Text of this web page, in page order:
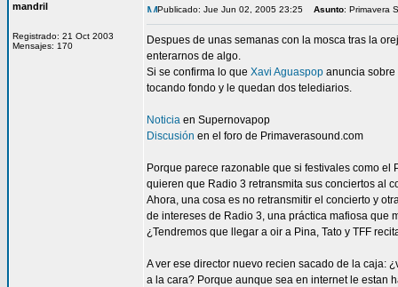
mandril
Registrado: 21 Oct 2003
Mensajes: 170
Publicado: Jue Jun 02, 2005 23:25 Asunto: Primavera
Despues de unas semanas con la mosca tras la
enterarnos de algo.
Si se confirma lo que Xavi Aguaspop anuncia
tocando fondo y le quedan dos telediarios.
Noticia en Supernovapop
Discusión en el foro de Primaverasound.com
Porque parece razonable que si festivales como
quieren que Radio 3 retransmita sus conciertos al
Ahora, una cosa es no retransmitir el concierto y
de intereses de Radio 3, una práctica mafiosa que
¿Tendremos que llegar a oir a Pina, Tato y TFF
A ver ese director nuevo recien sacado de la caja:
a la cara? Porque aunque sea en internet le estan